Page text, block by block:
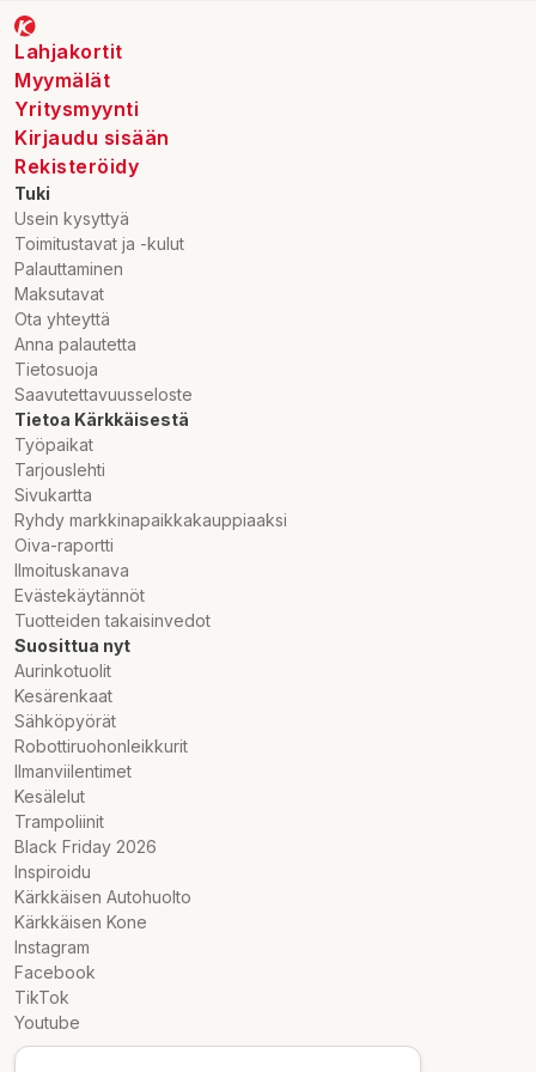
Lahjakortit
Myymälät
Yritysmyynti
Kirjaudu sisään
Rekisteröidy
Tuki
Usein kysyttyä
Toimitustavat ja -kulut
Palauttaminen
Maksutavat
Ota yhteyttä
Anna palautetta
Tietosuoja
Saavutettavuusseloste
Tietoa Kärkkäisestä
Työpaikat
Tarjouslehti
Sivukartta
Ryhdy markkinapaikkakauppiaaksi
Oiva-raportti
Ilmoituskanava
Evästekäytännöt
Tuotteiden takaisinvedot
Suosittua nyt
Aurinkotuolit
Kesärenkaat
Sähköpyörät
Robottiruohonleikkurit
Ilmanviilentimet
Kesälelut
Trampoliinit
Black Friday 2026
Inspiroidu
Kärkkäisen Autohuolto
Kärkkäisen Kone
Instagram
Facebook
TikTok
Youtube